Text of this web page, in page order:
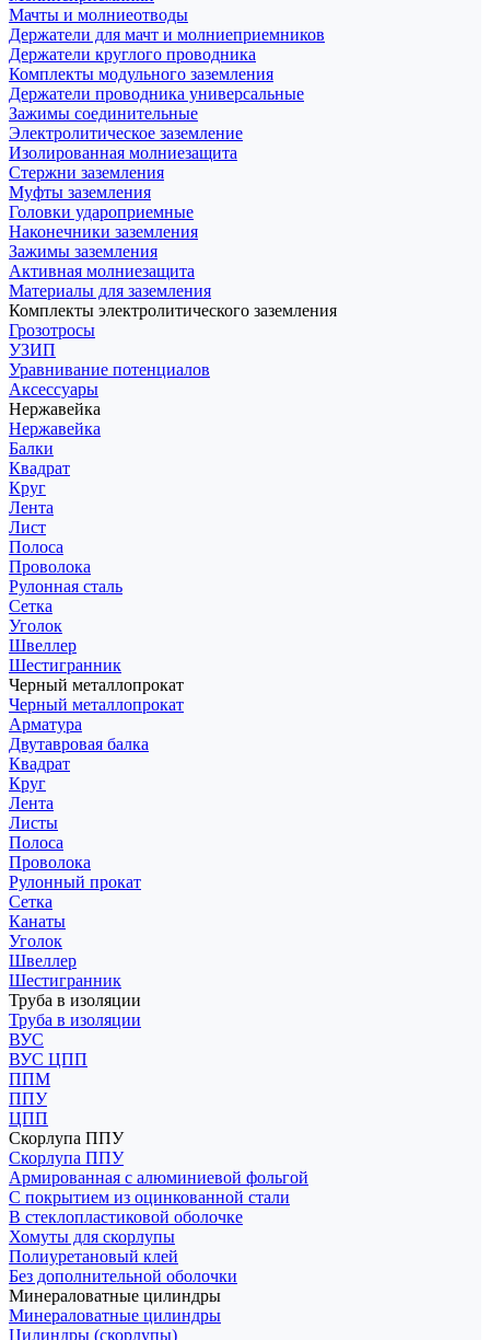
Мачты и молниеотводы
Держатели для мачт и молниеприемников
Держатели круглого проводника
Комплекты модульного заземления
Держатели проводника универсальные
Зажимы соединительные
Электролитическое заземление
Изолированная молниезащита
Стержни заземления
Муфты заземления
Головки удароприемные
Наконечники заземления
Зажимы заземления
Активная молниезащита
Материалы для заземления
Комплекты электролитического заземления
Грозотросы
УЗИП
Уравнивание потенциалов
Аксессуары
Нержавейка
Нержавейка
Балки
Квадрат
Круг
Лента
Лист
Полоса
Проволока
Рулонная сталь
Сетка
Уголок
Швеллер
Шестигранник
Черный металлопрокат
Черный металлопрокат
Арматура
Двутавровая балка
Квадрат
Круг
Лента
Листы
Полоса
Проволока
Рулонный прокат
Сетка
Канаты
Уголок
Швеллер
Шестигранник
Труба в изоляции
Труба в изоляции
ВУС
ВУС ЦПП
ППМ
ППУ
ЦПП
Скорлупа ППУ
Скорлупа ППУ
Армированная с алюминиевой фольгой
С покрытием из оцинкованной стали
В стеклопластиковой оболочке
Хомуты для скорлупы
Полиуретановый клей
Без дополнительной оболочки
Минераловатные цилиндры
Минераловатные цилиндры
Цилиндры (скорлупы)